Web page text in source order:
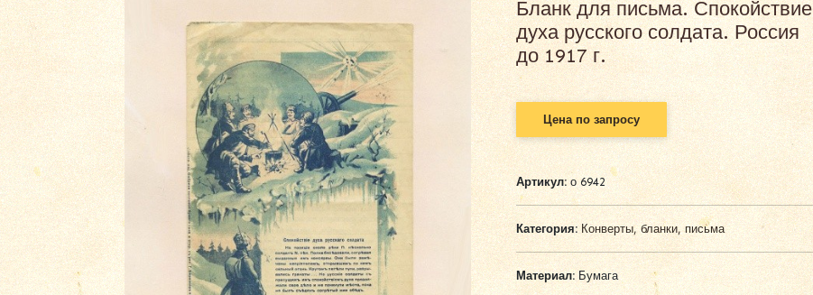
Бланк для письма. Спокойствие
духа русского солдата. Россия
до 1917 г.
Цена по запросу
Артикул:о 6942
Категория: Конверты, бланки, письма
Материал:Бумага